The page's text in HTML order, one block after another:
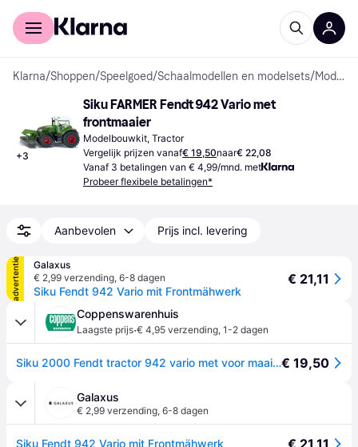
Voor shoppers
Klarna/Shoppen/Speelgoed/Schaalmodellen en modelsets/ Modelbouwkits
+3
Siku FARMER Fendt 942 Vario met
frontmaaier
Modelbouwkit, Tractor
Vergelijk prijzen vanaf€ 19,50naar€ 22,08
Vanaf 3 betalingen van € 4,99/mnd. met
Probeer flexibele betalingen*
Aanbevolen Prijs incl. levering
advertentie
Galaxus
€ 2,99 verzending, 6-8 dagen
Siku Fendt 942 Vario mit Frontmähwerk
€ 21,11
Coppenswarenhuis
Laagste prijs·€ 4,95 verzending, 1-2 dagen
Siku 2000 Fendt tractor 942 vario met voor maaier€ 19,50
Galaxus
€ 2,99 verzending, 6-8 dagen
Siku Fendt 942 Vario mit Frontmähwerk € 21,11